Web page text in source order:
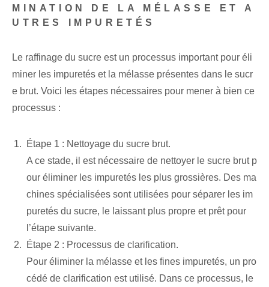
MINATION DE LA MÉLASSE ET A
UTRES IMPURETÉS
Le raffinage du sucre est un processus important pour éli
miner les impuretés et la mélasse présentes dans le sucr
e brut. Voici les étapes nécessaires pour mener à bien ce
processus :
Étape 1 : Nettoyage du sucre brut.
A ce stade, il est nécessaire de nettoyer le sucre brut p
our éliminer les impuretés les plus grossières. Des ma
chines spécialisées sont utilisées pour séparer les im
puretés du sucre, le laissant plus propre et prêt pour
l’étape suivante.
Étape 2 : Processus de clarification.
Pour éliminer la mélasse et les fines impuretés, un pro
cédé de clarification est utilisé. Dans ce processus, le